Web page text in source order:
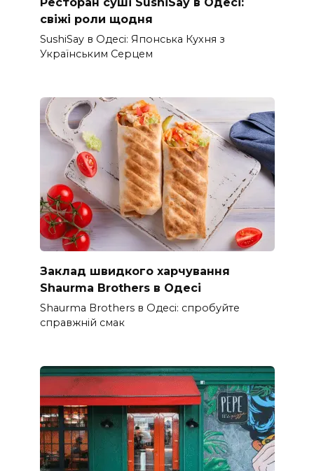
свіжі роли щодня
SushiSay в Одесі: Японська Кухня з
Українським Серцем
Заклад швидкого харчування
Shaurma Brothers в Одесі
Shaurma Brothers в Одесі: спробуйте
справжній смак